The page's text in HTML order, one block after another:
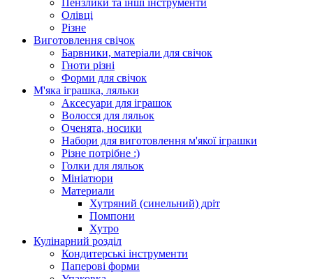
Олівці
Різне
Виготовлення свічок
Барвники, матеріали для свічок
Гноти різні
Форми для свічок
М'яка іграшка, ляльки
Аксесуари для іграшок
Волосся для ляльок
Оченята, носики
Набори для виготовлення м'якої іграшки
Різне потрібне :)
Голки для ляльок
Мініатюри
Материали
Хутряний (синельний) дріт
Помпони
Хутро
Кулінарний розділ
Кондитерські інструменти
Паперові форми